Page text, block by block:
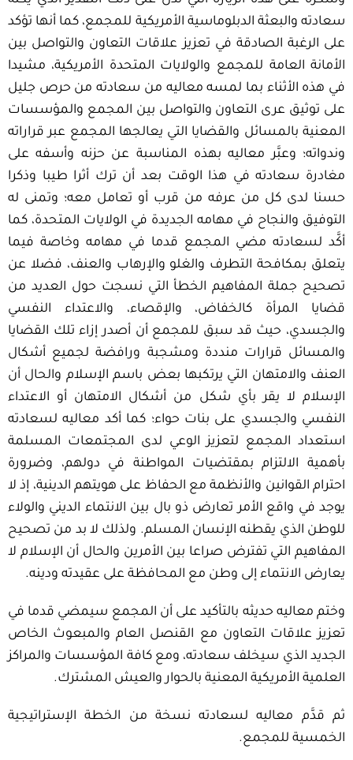
سعادته والبعثة الدبلوماسية الأمريكية للمجمع، كما أنها تؤكد
على الرغبة الصادقة في تعزيز علاقات التعاون والتواصل بين
الأمانة العامة للمجمع والولايات المتحدة الأمريكية، مشيدا
في هذه الأثناء بما لمسه معاليه من سعادته من حرص جليل
على توثيق عرى التعاون والتواصل بين المجمع والمؤسسات
المعنية بالمسائل والقضايا التي يعالجها المجمع عبر قراراته
وندواته؛ وعبَّر معاليه بهذه المناسبة عن حزنه وأسفه على
مغادرة سعادته في هذا الوقت بعد أن ترك أثرا طيبا وذكرا
حسنا لدى كل من عرفه من قرب أو تعامل معه؛ وتمنى له
التوفيق والنجاح في مهامه الجديدة في الولايات المتحدة، كما
أكَّد لسعادته مضي المجمع قدما في مهامه وخاصة فيما
يتعلق بمكافحة التطرف والغلو والإرهاب والعنف، فضلا عن
تصحيح جملة المفاهيم الخطأ التي نسجت حول العديد من
قضايا المرأة كالخفاض، والإقصاء، والاعتداء النفسي
والجسدي، حيث قد سبق للمجمع أن أصدر إزاء تلك القضايا
والمسائل قرارات منددة ومشجبة ورافضة لجميع أشكال
العنف والامتهان التي يرتكبها بعض باسم الإسلام والحال أن
الإسلام لا يقر بأي شكل من أشكال الامتهان أو الاعتداء
النفسي والجسدي على بنات حواء؛ كما أكد معاليه لسعادته
استعداد المجمع لتعزيز الوعي لدى المجتمعات المسلمة
بأهمية الالتزام بمقتضيات المواطنة في دولهم، وضرورة
احترام القوانين والأنظمة مع الحفاظ على هويتهم الدينية، إذ لا
يوجد في واقع الأمر تعارض ذو بال بين الانتماء الديني والولاء
للوطن الذي يقطنه الإنسان المسلم. ولذلك لا بد من تصحيح
المفاهيم التي تفترض صراعا بين الأمرين والحال أن الإسلام لا
يعارض الانتماء إلى وطن مع المحافظة على عقيدته ودينه.
وختم معاليه حديثه بالتأكيد على أن المجمع سيمضي قدما في
تعزيز علاقات التعاون مع القنصل العام والمبعوث الخاص
الجديد الذي سيخلف سعادته، ومع كافة المؤسسات والمراكز
العلمية الأمريكية المعنية بالحوار والعيش المشترك.
ثم قدَّم معاليه لسعادته نسخة من الخطة الإستراتيجية
الخمسية للمجمع.